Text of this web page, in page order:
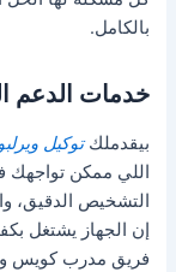
بالكامل.
خدمات الدعم
بيقدملكتوكيل
اللي ممكن تواجهك
إن الجهاز يشتغل
فريق مدرب كويس